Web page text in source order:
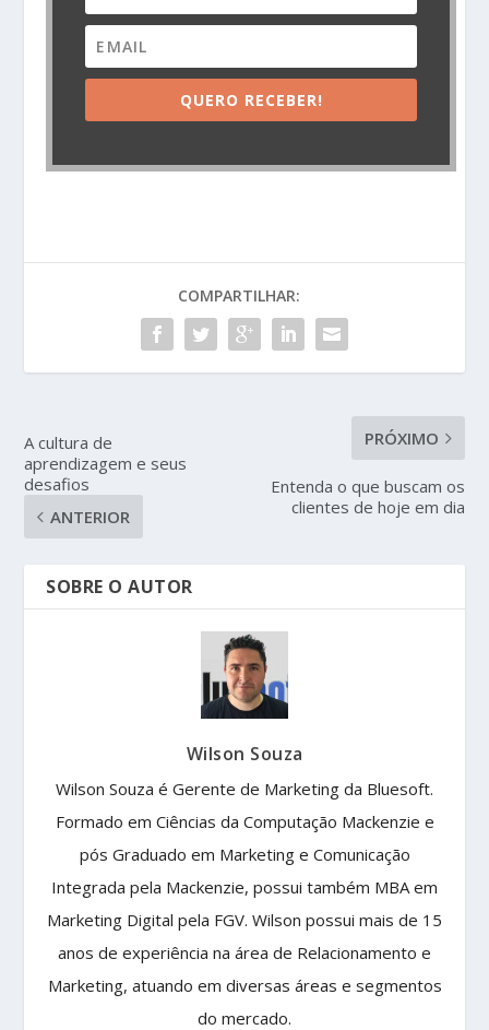
QUERO RECEBER!
COMPARTILHAR:
A cultura de
aprendizagem e seus
desafios
ANTERIOR
PRÓXIMO
Entenda o que buscam os
clientes de hoje em dia
SOBRE O AUTOR
Wilson Souza
Wilson Souza é Gerente de Marketing da Bluesoft.
Formado em Ciências da Computação Mackenzie e
pós Graduado em Marketing e Comunicação
Integrada pela Mackenzie, possui também MBA em
Marketing Digital pela FGV. Wilson possui mais de 15
anos de experiência na área de Relacionamento e
Marketing, atuando em diversas áreas e segmentos
do mercado.